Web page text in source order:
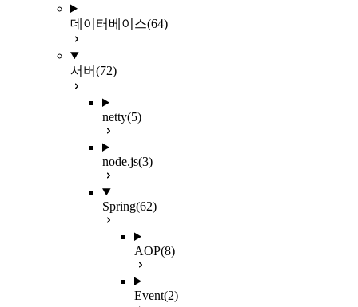
데이터베이스(64)
서버(72)
netty(5)
node.js(3)
Spring(62)
AOP(8)
Event(2)